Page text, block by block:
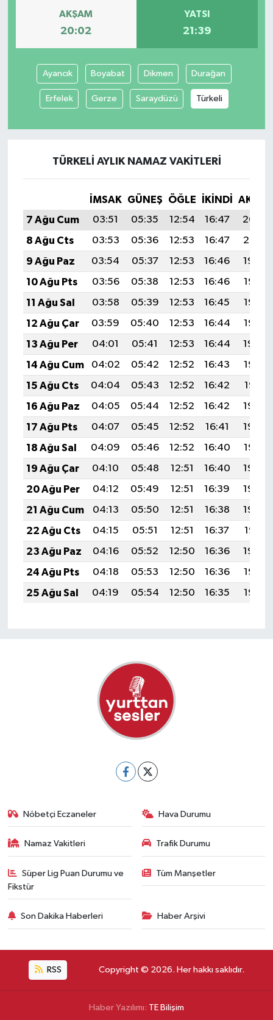
AKŞAM
20:02
YATSI
21:39
Ayancık Boyabat Dikmen Durağan
Erfelek Gerze Saraydüzü Türkeli
TÜRKELI AYLIK NAMAZ VAKITLERI
İMSAK GÜNEŞ ÖĞLE İKINDI
7 Ağu Cum
03:51 05:35 12:54 16:47
20:02
8 Ağu Cts
03:53 05:36 12:53 16:47
20:01
9 Ağu Paz
03:54 05:37 12:53 16:46
19:59
10 Ağu Pts
03:56 05:38 12:53 16:46
19:58
11 Ağu Sal
03:58 05:39 12:53 16:45
19:57
12 Ağu Çar
03:59 05:40 12:53 16:44
19:55
13 Ağu Per
04:01 05:41 12:53 16:44
19:54
14 Ağu Cum
04:02 05:42 12:52 16:43
19:53
15 Ağu Cts
04:04 05:43 12:52 16:42
19:51
16 Ağu Paz
04:05 05:44 12:52 16:42
19:50
17 Ağu Pts
04:07 05:45 12:52 16:41
19:48
18 Ağu Sal
04:09 05:46 12:52 16:40
19:47
19 Ağu Çar
04:10 05:48 12:51 16:40
19:45
20 Ağu Per
04:12 05:49 12:51 16:39
19:44
21 Ağu Cum
04:13 05:50 12:51 16:38
19:42
22 Ağu Cts
04:15 05:51 12:51 16:37
19:41
23 Ağu Paz
04:16 05:52 12:50 16:36
19:39
24 Ağu Pts
04:18 05:53 12:50 16:36
19:38
25 Ağu Sal
04:19 05:54 12:50 16:35 19:36
Nöbetçi Eczaneler Hava Durumu
Namaz Vakitleri Trafik Durumu
Süper Lig Puan Durumu ve
Fikstür
Tüm Manşetler
Son Dakika Haberleri Haber Arşivi
RSS Copyright © 2026. Her hakkı saklıdır.
Haber Yazılımı: TE Bilişim